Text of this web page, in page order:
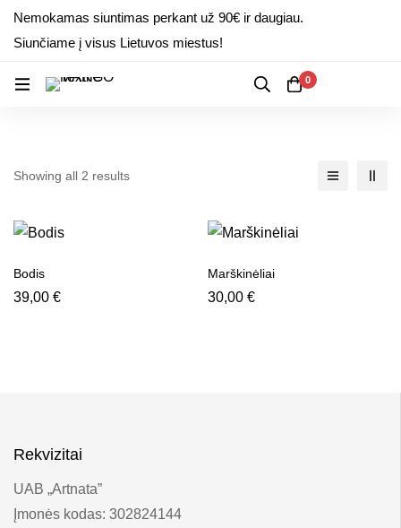
Nemokamas siuntimas perkant už 90€ ir daugiau.
Siunčiame į visus Lietuvos miestus!
0
Showing all 2 results
Bodis
39,00 €
Marškinėliai
30,00 €
Rekvizitai
UAB „Artnata”
Įmonės kodas: 302824144